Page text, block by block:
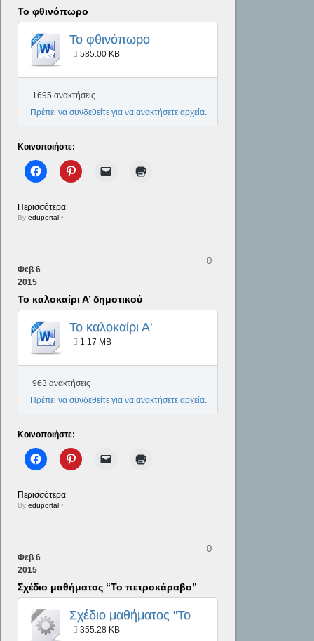
Το φθινόπωρο
Το φθινόπωρο
585.00 KB
1695 ανακτήσεις
Πρέπει να συνδεθείτε για να ανακτήσετε αρχεία.
Κοινοποιήστε:
Περισσότερα
Byeduportal •
Φεβ 6
2015
Το καλοκαίρι Α’ δημοτικού
Το καλοκαίρι Α'
δημοτικού
1.17 MB
963 ανακτήσεις
Πρέπει να συνδεθείτε για να ανακτήσετε αρχεία.
Κοινοποιήστε:
Περισσότερα
Byeduportal •
0
Φεβ 6
2015
Σχέδιο μαθήματος “Το πετροκάραβο”
Σχέδιο μαθήματος "Το
πετροκάραβο"
355.28 KB
0